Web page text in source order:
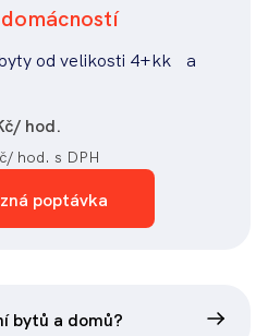
od velikosti 4+kk a
hod.
hod. s DPH
poptávka
bytů a domů?